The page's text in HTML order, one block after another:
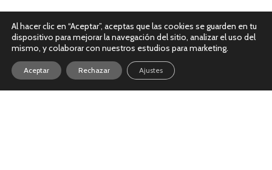
Al hacer clic en “Aceptar”, aceptas que las cookies se guarden en tu
dispositivo para mejorar la navegación del sitio, analizar el uso del
mismo, y colaborar con nuestros estudios para marketing.
Aceptar Rechazar Ajustes